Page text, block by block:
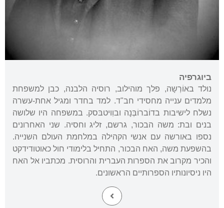
ביוגרפיה
נולד באוֹרְשָה, פלך מוהילוב, רוסיה הלבנה, כבן למשפחת
מלמדים ענייה מחסידי חב"ד. למד בחדר ומגיל אחת-עשרה
נשלח לישיבות בדוֹברוֹבְּנָה ובוִויטבּסק. במשפחה היו שלושה
בנים ובת: משה הבכור, גרשם, זליג וחסיה. שני האחרונים
נספו באורשה עם אנשי הקהילה במלחמת העולם השנייה.
בהשפעת משה, האח הבכור, התחיל בלימודי חול כאוטודידקט
והכיר מקרוב את הספרות העברית והרוסית. מכתביו אל האח
היו ניסיונותיו הספרותיים הראשונים.